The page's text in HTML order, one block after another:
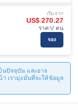
เริ่มจาก
US$ 270.27
ราคา/ คน
จอง
นปัจจุบัน และอาจ
เรามุ่งมั่นที่จะให้ข้อมูล